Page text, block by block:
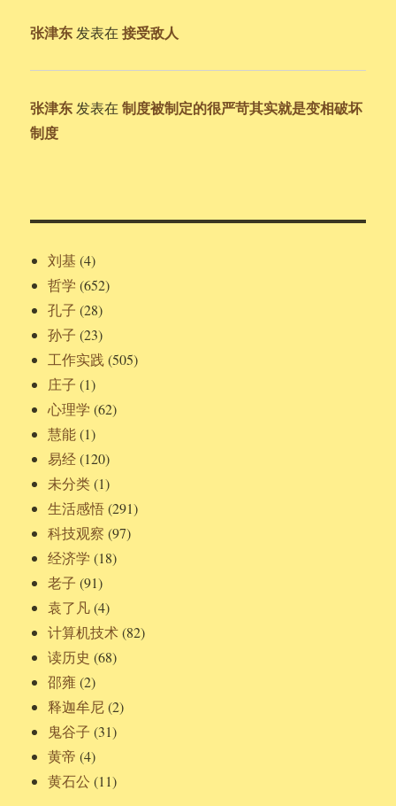
张津东 发表在接受敌人
张津东 发表在制度被制定的很严苛其实就是变相破坏
制度
刘基 (4)
哲学 (652)
孔子 (28)
孙子 (23)
工作实践 (505)
庄子 (1)
心理学 (62)
慧能(1)
易经(120)
未分类(1)
生活感悟(291)
科技观察 (97)
经济学 (18)
老子 (91)
袁了凡(4)
计算机技术(82)
读历史 (68)
邵雍 (2)
释迦牟尼(2)
鬼谷子 (31)
黄帝 (4)
黄石公 (11)